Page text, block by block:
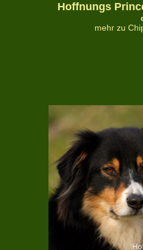
Hoffnungs
mehr zu